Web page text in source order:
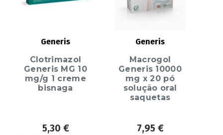
Generis
Clotrimazol
Generis MG 10
mg/g 1 creme
bisnaga
5,30 €
Generis
Macrogol
Generis 10000
mg x 20 pó
solução oral
saquetas
7,95 €